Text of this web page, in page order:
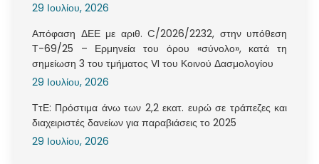
29 Ιουλίου, 2026
Απόφαση ΔΕΕ με αριθ. C/2026/2232, στην υπόθεση
Τ-69/25 – Ερμηνεία του όρου «σύνολο», κατά τη
σημείωση 3 του τμήματος VI του Κοινού Δασμολογίου
29 Ιουλίου, 2026
ΤτΕ: Πρόστιμα άνω των 2,2 εκατ. ευρώ σε τράπεζες και
διαχειριστές δανείων για παραβιάσεις το 2025
29 Ιουλίου, 2026